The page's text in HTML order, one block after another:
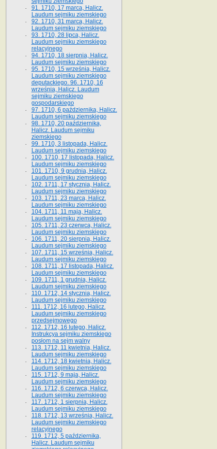
91. 1710, 17 marca, Halicz.
Laudum sejmiku ziemskiego
92. 1710, 31 marca, Halicz.
Laudum sejmiku ziemskiego
93. 1710, 28 lipca, Halicz.
Laudum sejmiku ziemskiego
relacyjnego
94. 1710, 18 sierpnia, Halicz.
Laudum sejmiku ziemskiego
95. 1710, 15 września, Halicz.
Laudum sejmiku ziemskiego
deputackiego. 96. 1710, 16
września, Halicz. Laudum
sejmiku ziemskiego
gospodarskiego
97. 1710, 6 października, Halicz.
Laudum sejmiku ziemskiego
98. 1710, 20 października,
Halicz. Laudum sejmiku
ziemskiego
99. 1710, 3 listopada, Halicz.
Laudum sejmiku ziemskiego
100. 1710, 17 listopada, Halicz.
Laudum sejmiku ziemskiego
101. 1710, 9 grudnia, Halicz.
Laudum sejmiku ziemskiego
102. 1711, 17 stycznia, Halicz.
Laudum sejmiku ziemskiego
103. 1711, 23 marca, Halicz.
Laudum sejmiku ziemskiego
104. 1711, 11 maja, Halicz.
Laudum sejmiku ziemskiego
105. 1711, 23 czerwca, Halicz.
Laudum sejmiku ziemskiego
106. 1711, 20 sierpnia, Halicz.
Laudum sejmiku ziemskiego
107. 1711, 15 września, Halicz.
Laudum sejmiku ziemskiego
108. 1711, 17 listopada, Halicz.
Laudum sejmiku ziemskiego
109. 1711, 1 grudnia, Halicz.
Laudum sejmiku ziemskiego
110. 1712, 14 stycznia, Halicz.
Laudum sejmiku ziemskiego
111. 1712, 16 lutego, Halicz.
Laudum sejmiku ziemskiego
przedsejmowego
112. 1712, 16 lutego, Halicz.
Instrukcya sejmiku ziemskiego
posłom na sejm walny
113. 1712, 11 kwietnia, Halicz.
Laudum sejmiku ziemskiego
114. 1712, 18 kwietnia, Halicz.
Laudum sejmiku ziemskiego
115. 1712, 9 maja, Halicz.
Laudum sejmiku ziemskiego
116. 1712, 6 czerwca, Halicz.
Laudum sejmiku ziemskiego
117. 1712, 1 sierpnia, Halicz.
Laudum sejmiku ziemskiego
118. 1712, 13 września, Halicz.
Laudum sejmiku ziemskiego
relacyjnego
119. 1712, 5 października,
Halicz. Laudum sejmiku